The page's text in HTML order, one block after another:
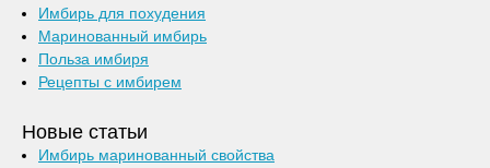
Имбирь для похудения
Маринованный имбирь
Польза имбиря
Рецепты с имбирем
Новые статьи
Имбирь маринованный свойства